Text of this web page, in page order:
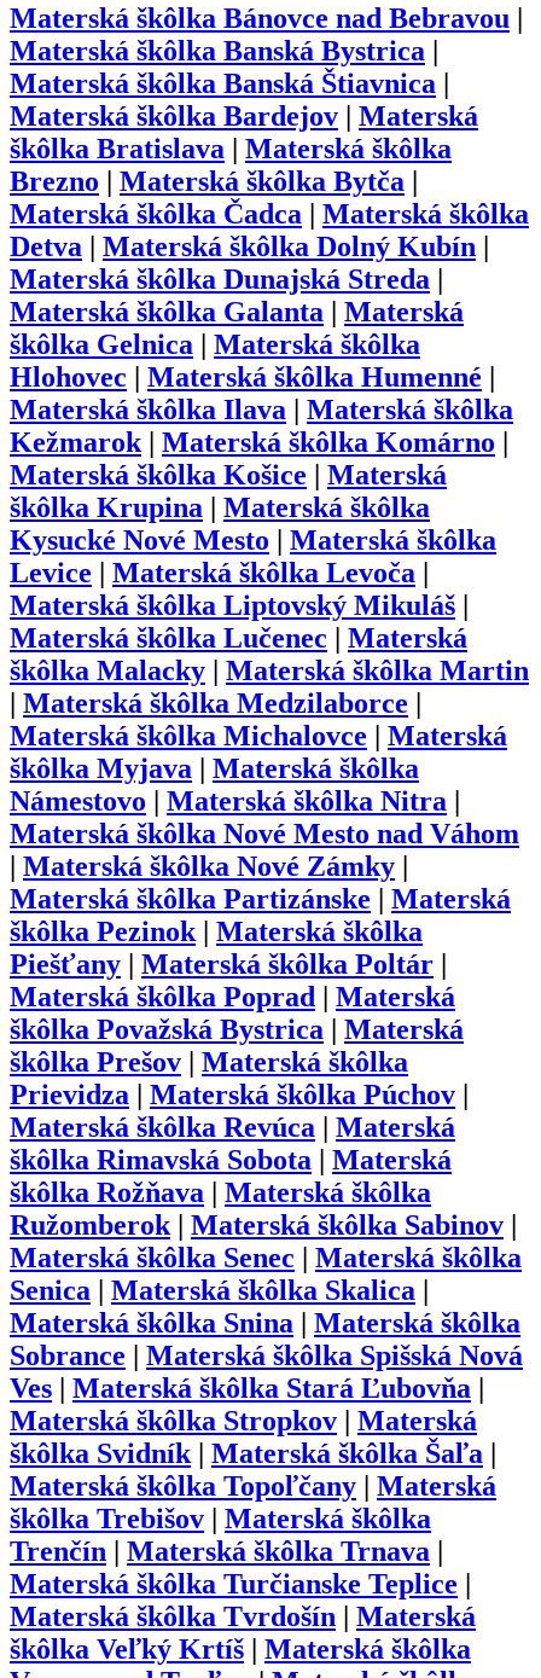
Materská škôlka Bánovce nad Bebravou |
Materská škôlka Banská Bystrica |
Materská škôlka Banská Štiavnica |
Materská škôlka Bardejov | Materská
škôlka Bratislava | Materská škôlka
Brezno | Materská škôlka Bytča |
Materská škôlka Čadca | Materská škôlka
Detva | Materská škôlka Dolný Kubín |
Materská škôlka Dunajská Streda |
Materská škôlka Galanta | Materská
škôlka Gelnica | Materská škôlka
Hlohovec | Materská škôlka Humenné |
Materská škôlka Ilava | Materská škôlka
Kežmarok | Materská škôlka Komárno |
Materská škôlka Košice | Materská
škôlka Krupina | Materská škôlka
Kysucké Nové Mesto | Materská škôlka
Levice | Materská škôlka Levoča |
Materská škôlka Liptovský Mikuláš |
Materská škôlka Lučenec | Materská
škôlka Malacky | Materská škôlka Martin
| Materská škôlka Medzilaborce |
Materská škôlka Michalovce | Materská
škôlka Myjava | Materská škôlka
Námestovo | Materská škôlka Nitra |
Materská škôlka Nové Mesto nad Váhom
| Materská škôlka Nové Zámky |
Materská škôlka Partizánske | Materská
škôlka Pezinok | Materská škôlka
Piešťany | Materská škôlka Poltár |
Materská škôlka Poprad | Materská
škôlka Považská Bystrica | Materská
škôlka Prešov | Materská škôlka
Prievidza | Materská škôlka Púchov |
Materská škôlka Revúca | Materská
škôlka Rimavská Sobota | Materská
škôlka Rožňava | Materská škôlka
Ružomberok | Materská škôlka Sabinov |
Materská škôlka Senec | Materská škôlka
Senica | Materská škôlka Skalica |
Materská škôlka Snina | Materská škôlka
Sobrance | Materská škôlka Spišská Nová
Ves | Materská škôlka Stará Ľubovňa |
Materská škôlka Stropkov | Materská
škôlka Svidník | Materská škôlka Šaľa |
Materská škôlka Topoľčany | Materská
škôlka Trebišov | Materská škôlka
Trenčín | Materská škôlka Trnava |
Materská škôlka Turčianske Teplice |
Materská škôlka Tvrdošín | Materská
škôlka Veľký Krtíš | Materská škôlka